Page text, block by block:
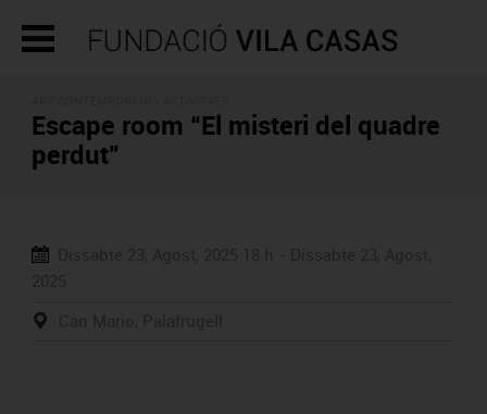
Escape room “El misteri del quadre
perdut”